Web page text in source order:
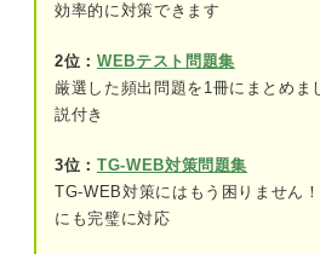
問題5（難易度
構造的把握力検査以外の
効率的に対策できます
2位： WEBテスト問題集
厳選した頻出問題を1冊にまとめま
説付き
3位： TG-WEB対策問題集
TG-WEB対策にはもう困りません
にも完璧に対応